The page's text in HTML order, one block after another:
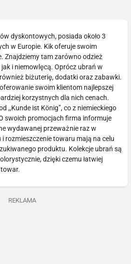
dyskontowych, posiada około 3
w Europie. Kik oferuje swoim
Znajdziemy tam zarówno odzież
i niemowlęcą. Oprócz ubrań w
biżuterię, dodatki oraz zabawki.
swoim klientom najlepszej
korzystnych dla nich cenach.
,,Kunde ist König”, co z niemieckiego
swoich promocjach firma informuje
wydawanej przeważnie raz w
rozmieszczenie towaru mają na celu
produktu. Kolekcje ubrań są
dzięki czemu łatwiej
REKLAMA